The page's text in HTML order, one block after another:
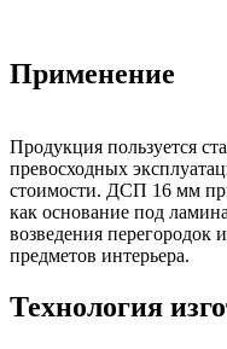
Применение
Продукция пользуется
превосходных
стоимости. ДСП 16 мм
как основание под
возведения перегородок
предметов интерьера.
Технология